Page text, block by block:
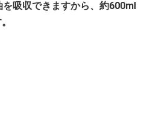
を吸収できますから、約600ml